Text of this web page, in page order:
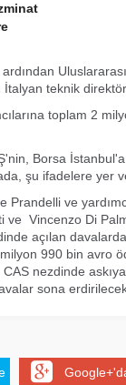
teknik
toplam 2
Borsa
şu ifadelere yer
Prandelli ve
ve Vincenzo Di
açılan
990 bin avro
nezdinde
sona